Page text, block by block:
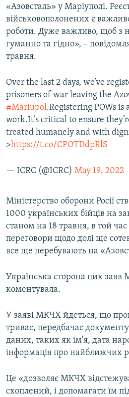
«Азовсталь» у Маріуполі.
військовополонених є
роботи. Дуже важливо, щоб з
гуманно та гідно», –
травня.
Over the last 2 days, we’ve
prisoners of war leaving the
#Mariupol.Registering POWs
work.It’s critical to ensure
treated humanely and with
>https://t.co/CPOTDdpRlS
— ICRC (@ICRC) May 19, 2022
Міністерство оборони Росії
1000 українських бійців на
станом на 18 травня, в той
переговори щодо долі ще
все ще перебувають на
Українська сторона цих заяв
коментувала.
У заяві МКЧХ йдеться, що
триває, передбачає
даних, таких як ім'я, дата
інформація про найближчих
Це «дозволяє МКЧХ
схоплений, і допомагати їм